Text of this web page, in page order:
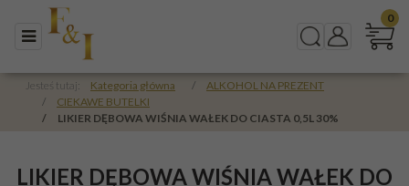
Menu SzukajPanel
0
Jesteś tutaj: Kategoria główna /
ALKOHOL NA PREZENT
/
CIEKAWE BUTELKI
/
LIKIER DĘBOWA WIŚNIA WAŁEK DO CIASTA 0,5L 30%
LIKIER DĘBOWA WIŚNIA WAŁEK DO